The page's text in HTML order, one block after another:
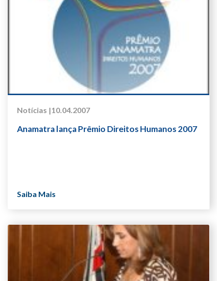
Notícias |10.04.2007
Anamatra lança Prêmio Direitos Humanos 2007
Saiba Mais